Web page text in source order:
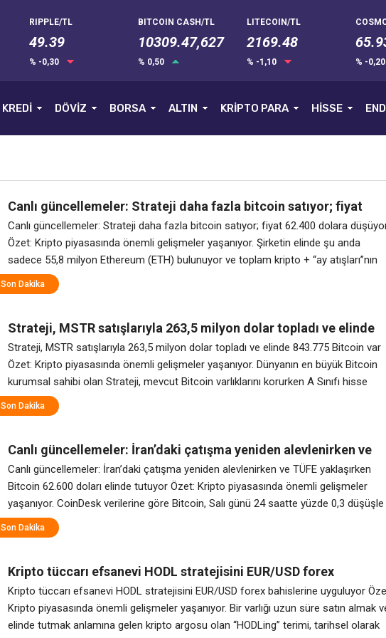
RIPPLE/TL
49.39
% -0,30
BITCOIN CASH/TL
10309.47,627
% 0,50
LITECOIN/TL
2169.48
% -1,10 % -
KREDİ DÖVİZ BORSA ALTIN KRİPTO PARA HİSSE
Canlı güncellemeler: Strateji daha fazla bitcoin satıyor; fiyat
62.400 dolara düşüyor
Canlı güncellemeler: Strateji daha fazla bitcoin satıyor; fiyat 62.400 dolara
Özet: Kripto piyasasında önemli gelişmeler yaşanıyor. Şirketin elinde şu anda
sadece 55,8 milyon Ethereum (ETH) bulunuyor ve toplam kripto + “ay atışları”nın
bilançosunda 11,3 milyar dolar bulunuyor. Başkan Tom Lee liderliğindeki Bitcoin
(BMNR), geçen hafta 4,5 milyon hisse senedini daha geri satın alarak son
Son Dakika
Strateji, MSTR satışlarıyla 263,5 milyon dolar topladı ve elinde
843.775 Bitcoin var
Strateji, MSTR satışlarıyla 263,5 milyon dolar topladı ve elinde 843.775 Bitcoin var
Özet: Kripto piyasasında önemli gelişmeler yaşanıyor. Dünyanın en büyük Bitcoin
kurumsal sahibi olan Strateji, mevcut Bitcoin varlıklarını korurken A Sınıfı hisse
senetlerinin satışı yoluyla yeni sermaye artırıyor. Pazartesi günü ABD Menkul
Kıymetler ve Borsa Komisyonu’na sunulan Form 8-K’ya göre, Strateji, 13 Temmuz
Son Dakika
Canlı güncellemeler: İran’daki çatışma yeniden alevlenirken ve
TÜFE yaklaşırken Bitcoin 62.600 doları elinde tutuyor
Canlı güncellemeler: İran’daki çatışma yeniden alevlenirken ve TÜFE yaklaşırken
Bitcoin 62.600 doları elinde tutuyor Özet: Kripto piyasasında önemli gelişmeler
yaşanıyor. CoinDesk verilerine göre Bitcoin, Salı günü 24 saatte yüzde 0,3 düşüşle
62.600 dolar civarında işlem gördü ve hafta genelinde kabaca sabit kaldı. Piyasa
yüzeyde istikrarlı ancak altta yatan makro zemin değişti. Başkan Trump, ABD’nin
Son Dakika
Kripto tüccarı efsanevi HODL stratejisini EUR/USD forex
bahislerine uyguluyor
Kripto tüccarı efsanevi HODL stratejisini EUR/USD forex bahislerine uyguluyor
Kripto piyasasında önemli gelişmeler yaşanıyor. Bir varlığı uzun süre satın almak
elinde tutmak anlamına gelen kripto argosu olan “HODLing” terimi, tarihsel olarak